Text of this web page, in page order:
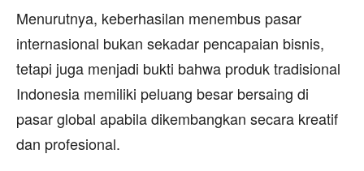
Menurutnya, keberhasilan menembus pasar
internasional bukan sekadar pencapaian bisnis,
tetapi juga menjadi bukti bahwa produk tradisional
Indonesia memiliki peluang besar bersaing di
pasar global apabila dikembangkan secara kreatif
dan profesional.